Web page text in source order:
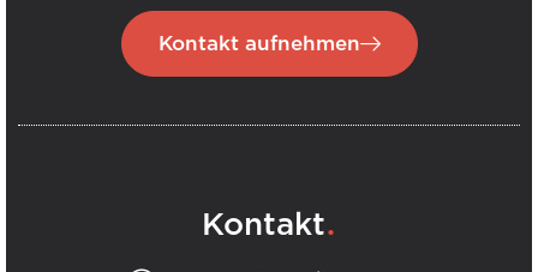
Kontakt aufnehmen
Kontakt.